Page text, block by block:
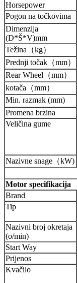
Horsepower
Pogon na točkovima
Dimenzija
(D*Š*V)mm
Težina （kg）
Prednji točak （mm）
Rear Wheel （mm）
kotača （mm）
Min. razmak (mm)
Promena brzina
Veličina gume
Nazivne snage （kW)
Motor specifikacija
Brand
Tip
Nazivni broj okretaja
(o/min)
Start Way
Prijenos
Kvačilo